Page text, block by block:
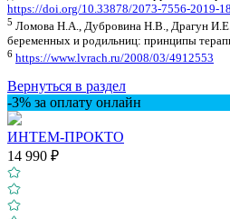
https://doi.org/10.33878/2073-7556-2019-
5 Ломова Н.А., Дубровина Н.В., Драгун
беременных и родильниц: принципы
6 https://www.lvrach.ru/2008/03/4912553
Вернуться в раздел
-3% за оплату онлайн
ИНТЕМ-ПРОКТО
14 990 ₽